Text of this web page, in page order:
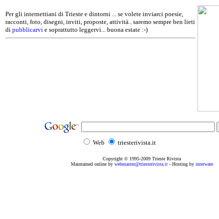
Per gli internettiani di Trieste e dintorni ... se volete inviarci poesie,
racconti, foto, disegni, inviti, proposte, attività.. saremo sempre ben lieti
di pubblicarvi e soprattutto leggervi... buona estate :-)
Web triesterivista.it
Copyright © 1995-2009 Trieste Rivista
Maintained online by webmaster@triesterivista.it- Hosting by interware